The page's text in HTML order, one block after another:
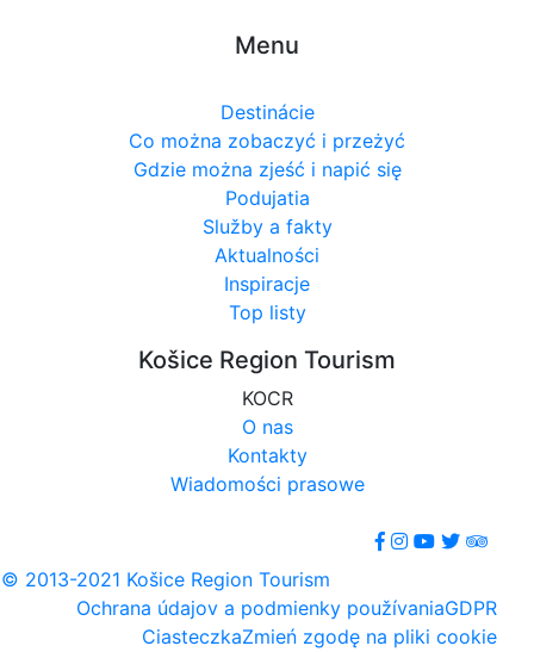
Menu
Destinácie
Co można zobaczyć i przeżyć
Gdzie można zjeść i napić się
Podujatia
Služby a fakty
Aktualności
Inspiracje
Top listy
Košice Region Tourism
KOCR
O nas
Kontakty
Wiadomości prasowe
© 2013-2021 Košice Region Tourism
Ochrana údajov a podmienky používaniaGDPR
CiasteczkaZmień zgodę na pliki cookie